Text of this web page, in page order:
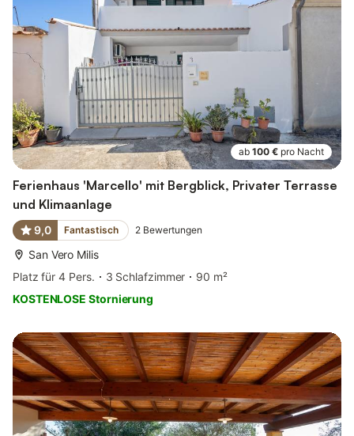
ab 100 € pro Nacht
Ferienhaus 'Marcello' mit Bergblick, Privater Terrasse
und Klimaanlage
9,0 Fantastisch 2 Bewertungen
San Vero Milis
Platz für 4 Pers.
3 Schlafzimmer
90 m²
KOSTENLOSE Stornierung